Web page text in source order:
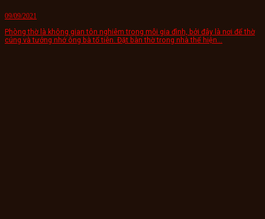
09/09/2021
Phòng thờ là không gian tôn nghiêm trong mỗi gia đình, bởi đây là nơi để thờ
cúng và tưởng nhớ ông bà tổ tiên. Đặt bàn thờ trong nhà thể hiện...